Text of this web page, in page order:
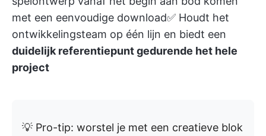
met een eenvoudige download✅ Houdt het
ontwikkelingsteam op één lijn en biedt een
duidelijk referentiepunt gedurende het hele
project
💡 Pro-tip: worstel je met een creatieve blok